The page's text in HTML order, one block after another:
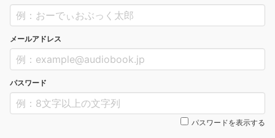
メールアドレス
パスワード
パスワードを表示する